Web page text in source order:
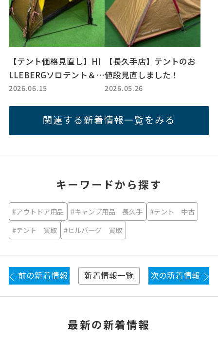
【テント価格見直し】HI
LLEBERGソロテント＆ア
ラック3紹介｜キャンプ・
2026.06.15
【長久手店】テントのお
値段見直しました！
2026.05.26
関連する新着情報一覧をみる
キーワードから探す
#アウトドア用品 #キャンプ用品 長久手
#テント 中古
#テント 買取
#ヒルバーグ 買取
前の新着情報 新着情報一覧 次の新着情報
最新の新着情報